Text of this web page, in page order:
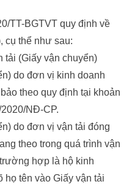
TT-BGTVT quy định về
cụ thể như sau:
tải (Giấy vận chuyển)
do đơn vị kinh doanh
theo quy định tại khoản
NĐ-CP.
do đơn vị vận tải đóng
theo trong quá trình vận
hợp là hộ kinh
họ tên vào Giấy vận tải